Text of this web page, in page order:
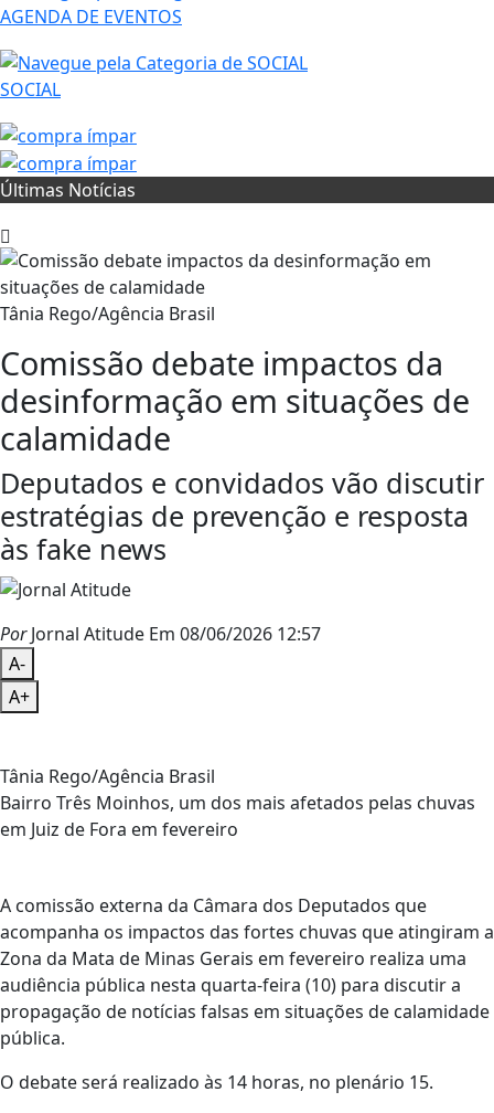
AGENDA DE EVENTOS
SOCIAL
Últimas Notícias
Tânia Rego/Agência Brasil
Comissão debate impactos da
desinformação em situações de
calamidade
Deputados e convidados vão discutir
estratégias de prevenção e resposta
às fake news
PorJornal Atitude Em 08/06/2026 12:57
A-
A+
Tânia Rego/Agência Brasil
Bairro Três Moinhos, um dos mais afetados pelas chuvas
em Juiz de Fora em fevereiro
A comissão externa da Câmara dos Deputados que
acompanha os impactos das fortes chuvas que atingiram a
Zona da Mata de Minas Gerais em fevereiro realiza uma
audiência pública nesta quarta-feira (10) para discutir a
propagação de notícias falsas em situações de calamidade
pública.
O debate será realizado às 14 horas, no plenário 15.